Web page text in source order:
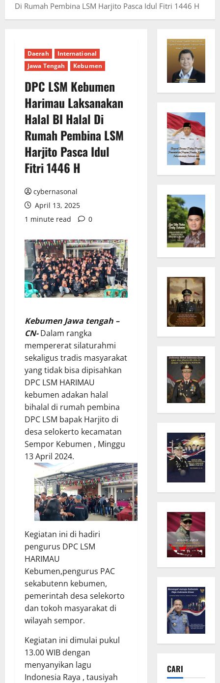
Di Rumah Pembina LSM Harjito Pasca Idul Fitri 1446 H
Daerah
International
Jawa Tengah
Kebumen
DPC LSM Kebumen
Harimau Laksanakan
Halal BI Halal Di
Rumah Pembina LSM
Harjito Pasca Idul
Fitri 1446 H
cybernasonal
April 13, 2025
1 minute read
0
Kebumen Jawa tengah –
CN-Dalam rangka
mempererat silaturahmi
sekaligus tradis masyarakat
yang tidak bisa dipisahkan
DPC LSM HARIMAU
kebumen adakan halal
bihalal di rumah pembina
DPC LSM bapak Harjito di
desa selokerto kecamatan
Sempor Kebumen , Minggu
13 April 2024.
Kegiatan ini di hadiri
pengurus DPC LSM
HARIMAU
Kebumen,pengurus PAC
sekabutenn kebumen,
pemerintah desa selekorto
dan tokoh masyarakat di
wilayah sempor.
Kegiatan ini dimulai pukul
13.00 WIB dengan
menyanyikan lagu
Indonesia Raya , tausiyah
CARI